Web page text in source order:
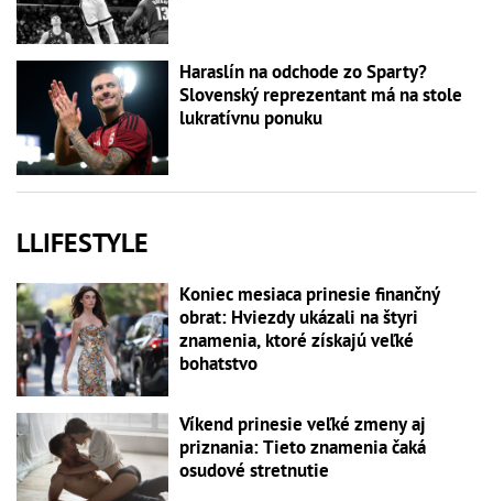
Haraslín na odchode zo Sparty?
Slovenský reprezentant má na stole
lukratívnu ponuku
LLIFESTYLE
Koniec mesiaca prinesie finančný
obrat: Hviezdy ukázali na štyri
znamenia, ktoré získajú veľké
bohatstvo
Víkend prinesie veľké zmeny aj
priznania: Tieto znamenia čaká
osudové stretnutie